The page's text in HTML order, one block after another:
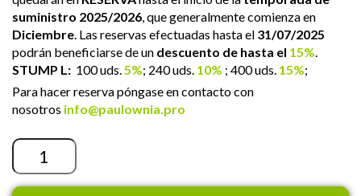
suministro 2025/2026, que generalmente comienza en
Diciembre. Las reservas efectuadas hasta el 31/07/2025
podrán beneficiarse de un descuento de hasta el 15%.
STUMP L: 100 uds.5%; 240 uds. 10% ; 400 uds. 15%;
Para hacer reserva póngase en contacto con
nosotros info@paulownia.pro
Cantidad